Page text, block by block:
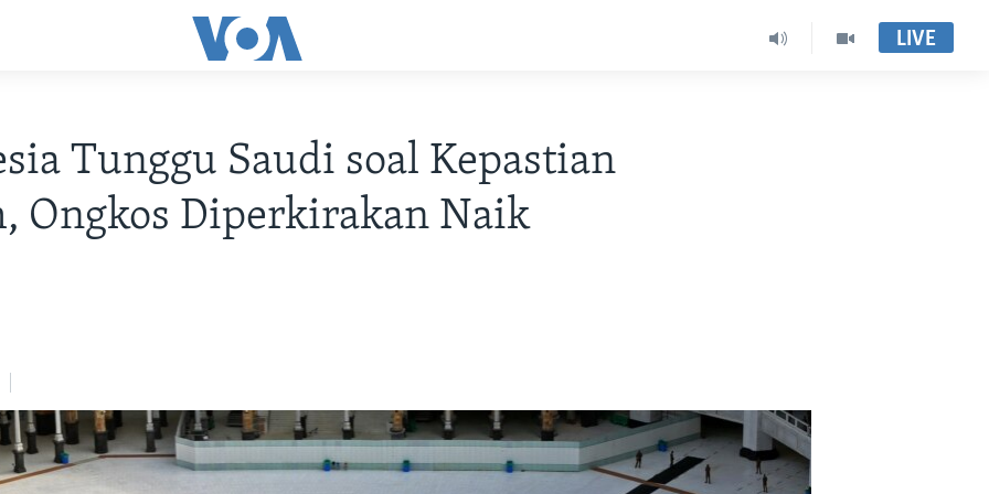
LIVE
Tunggu Saudi soal Kepastian
Ongkos Diperkirakan Naik